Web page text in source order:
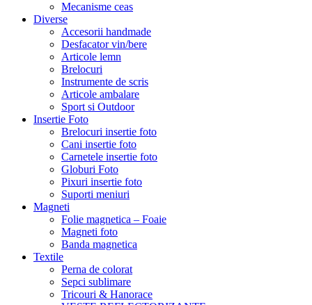
Mecanisme ceas
Diverse
Accesorii handmade
Desfacator vin/bere
Articole lemn
Brelocuri
Instrumente de scris
Articole ambalare
Sport si Outdoor
Insertie Foto
Brelocuri insertie foto
Cani insertie foto
Carnetele insertie foto
Globuri Foto
Pixuri insertie foto
Suporti meniuri
Magneti
Folie magnetica – Foaie
Magneti foto
Banda magnetica
Textile
Perna de colorat
Sepci sublimare
Tricouri & Hanorace